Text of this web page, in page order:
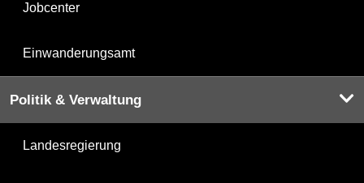
Jobcenter
Einwanderungsamt
Politik & Verwaltung
Landesregierung